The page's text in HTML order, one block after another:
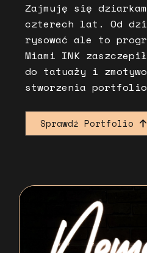
Zajmuję się
czterech lat. Od
rysować ale to
Miami INK
do tatuaży i
stworzenia
Sprawdź Portfolio